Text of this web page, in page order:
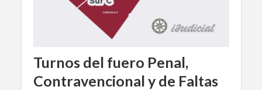
Turnos del fuero Penal,
Contravencional y de Faltas